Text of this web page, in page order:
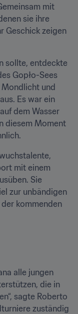
mit
sie ihre
Geschick zeigen
sollte, entdeckte
Gopło-Sees
und
Es war ein
dem Wasser
diesem Moment
mit einem
Sie
zur unbändigen
kommenden
alle jungen
die in
sagte Roberto
zuständig